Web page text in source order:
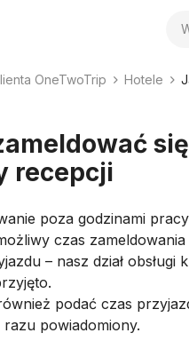
OneTwoTrip Hotele
recepcji
poza godzinami
czas
– nasz dział
podać czas
razu powiadomiony.